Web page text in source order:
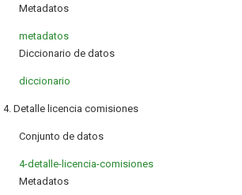
Metadatos
metadatos
Diccionario de datos
diccionario
4. Detalle licencia comisiones
Conjunto de datos
4-detalle-licencia-comisiones
Metadatos